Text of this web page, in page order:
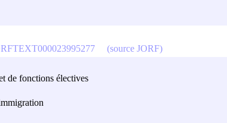
de fonctions électives
(source JORF)